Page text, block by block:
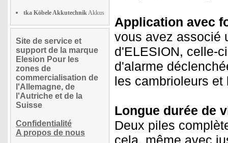
tka Köbele AkkutechnikAkkus
Site de service et
support de la marque
Elesion Pour les
zones de
commercialisation de
l'Allemagne, de
l'Autriche et de la
Suisse
Confidentialité
A propos de nous
Application avec
vous avez associé
d'ELESION, celle-
d'alarme
les cambrioleurs
Longue durée de
Deux piles
cela, même avec